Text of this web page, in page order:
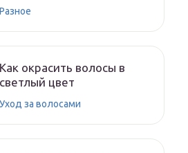
Разное
Как окрасить волосы в
светлый цвет
Уход за волосами